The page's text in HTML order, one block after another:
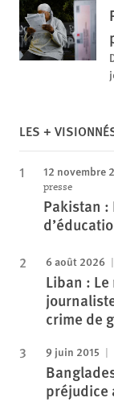
LES +
12 novembre
presse
Pakistan
6 août 2026
Liban : Le
crime de
9 juin 2015
préjudice